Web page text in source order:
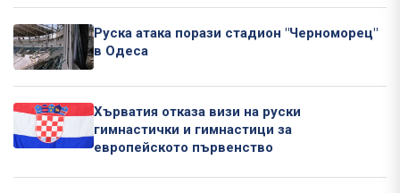
Руска атака порази стадион "Черноморец"
в Одеса
Хърватия отказа визи на руски
гимнастички и гимнастици за
европейското първенство